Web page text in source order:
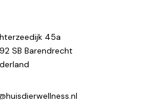
45a
SB Barendrecht